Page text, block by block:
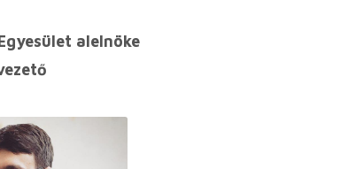
alelnöke